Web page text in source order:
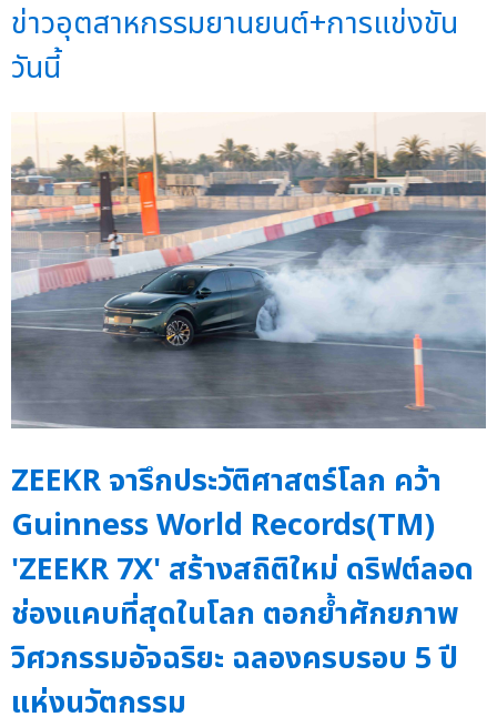
ข่าวอุตสาหกรรมยานยนต์+การแข่งขัน
วันนี้
ZEEKR จารึกประวัติศาสตร์โลก คว้า
Guinness World Records(TM)
'ZEEKR 7X' สร้างสถิติใหม่ ดริฟต์ลอด
ช่องแคบที่สุดในโลก ตอกย้ำศักยภาพ
วิศวกรรมอัจฉริยะ ฉลองครบรอบ 5 ปี
แห่งนวัตกรรม